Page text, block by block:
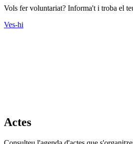
Vols fer voluntariat? Informa't i troba el
Ves-hi
Actes